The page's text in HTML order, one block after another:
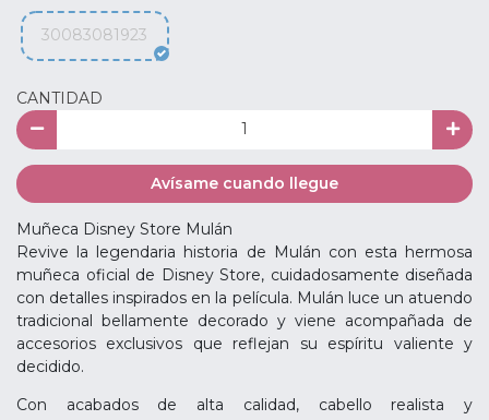
30083081923
CANTIDAD
Avísame cuando llegue
Muñeca Disney Store Mulán
Revive la legendaria historia de Mulán con esta hermosa
muñeca oficial de Disney Store, cuidadosamente diseñada
con detalles inspirados en la película. Mulán luce un atuendo
tradicional bellamente decorado y viene acompañada de
accesorios exclusivos que reflejan su espíritu valiente y
decidido.
Con acabados de alta calidad, cabello realista y